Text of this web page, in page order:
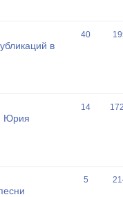
в
40
Юрия
14
5